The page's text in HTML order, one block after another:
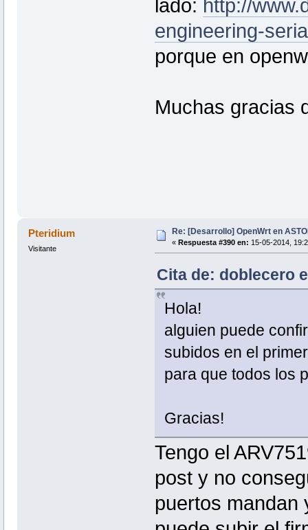
lado: http://
engineering-
porque en
Muchas gracias
Pteridium
Visitante
Re: [Desarrollo] OpenWrt en
« Respuesta #390 en: 15-05-2014,
Cita de: doblecero
Hola!
alguien puede
subidos en el
para que todos los
Gracias!
Tengo el
post y no
puertos